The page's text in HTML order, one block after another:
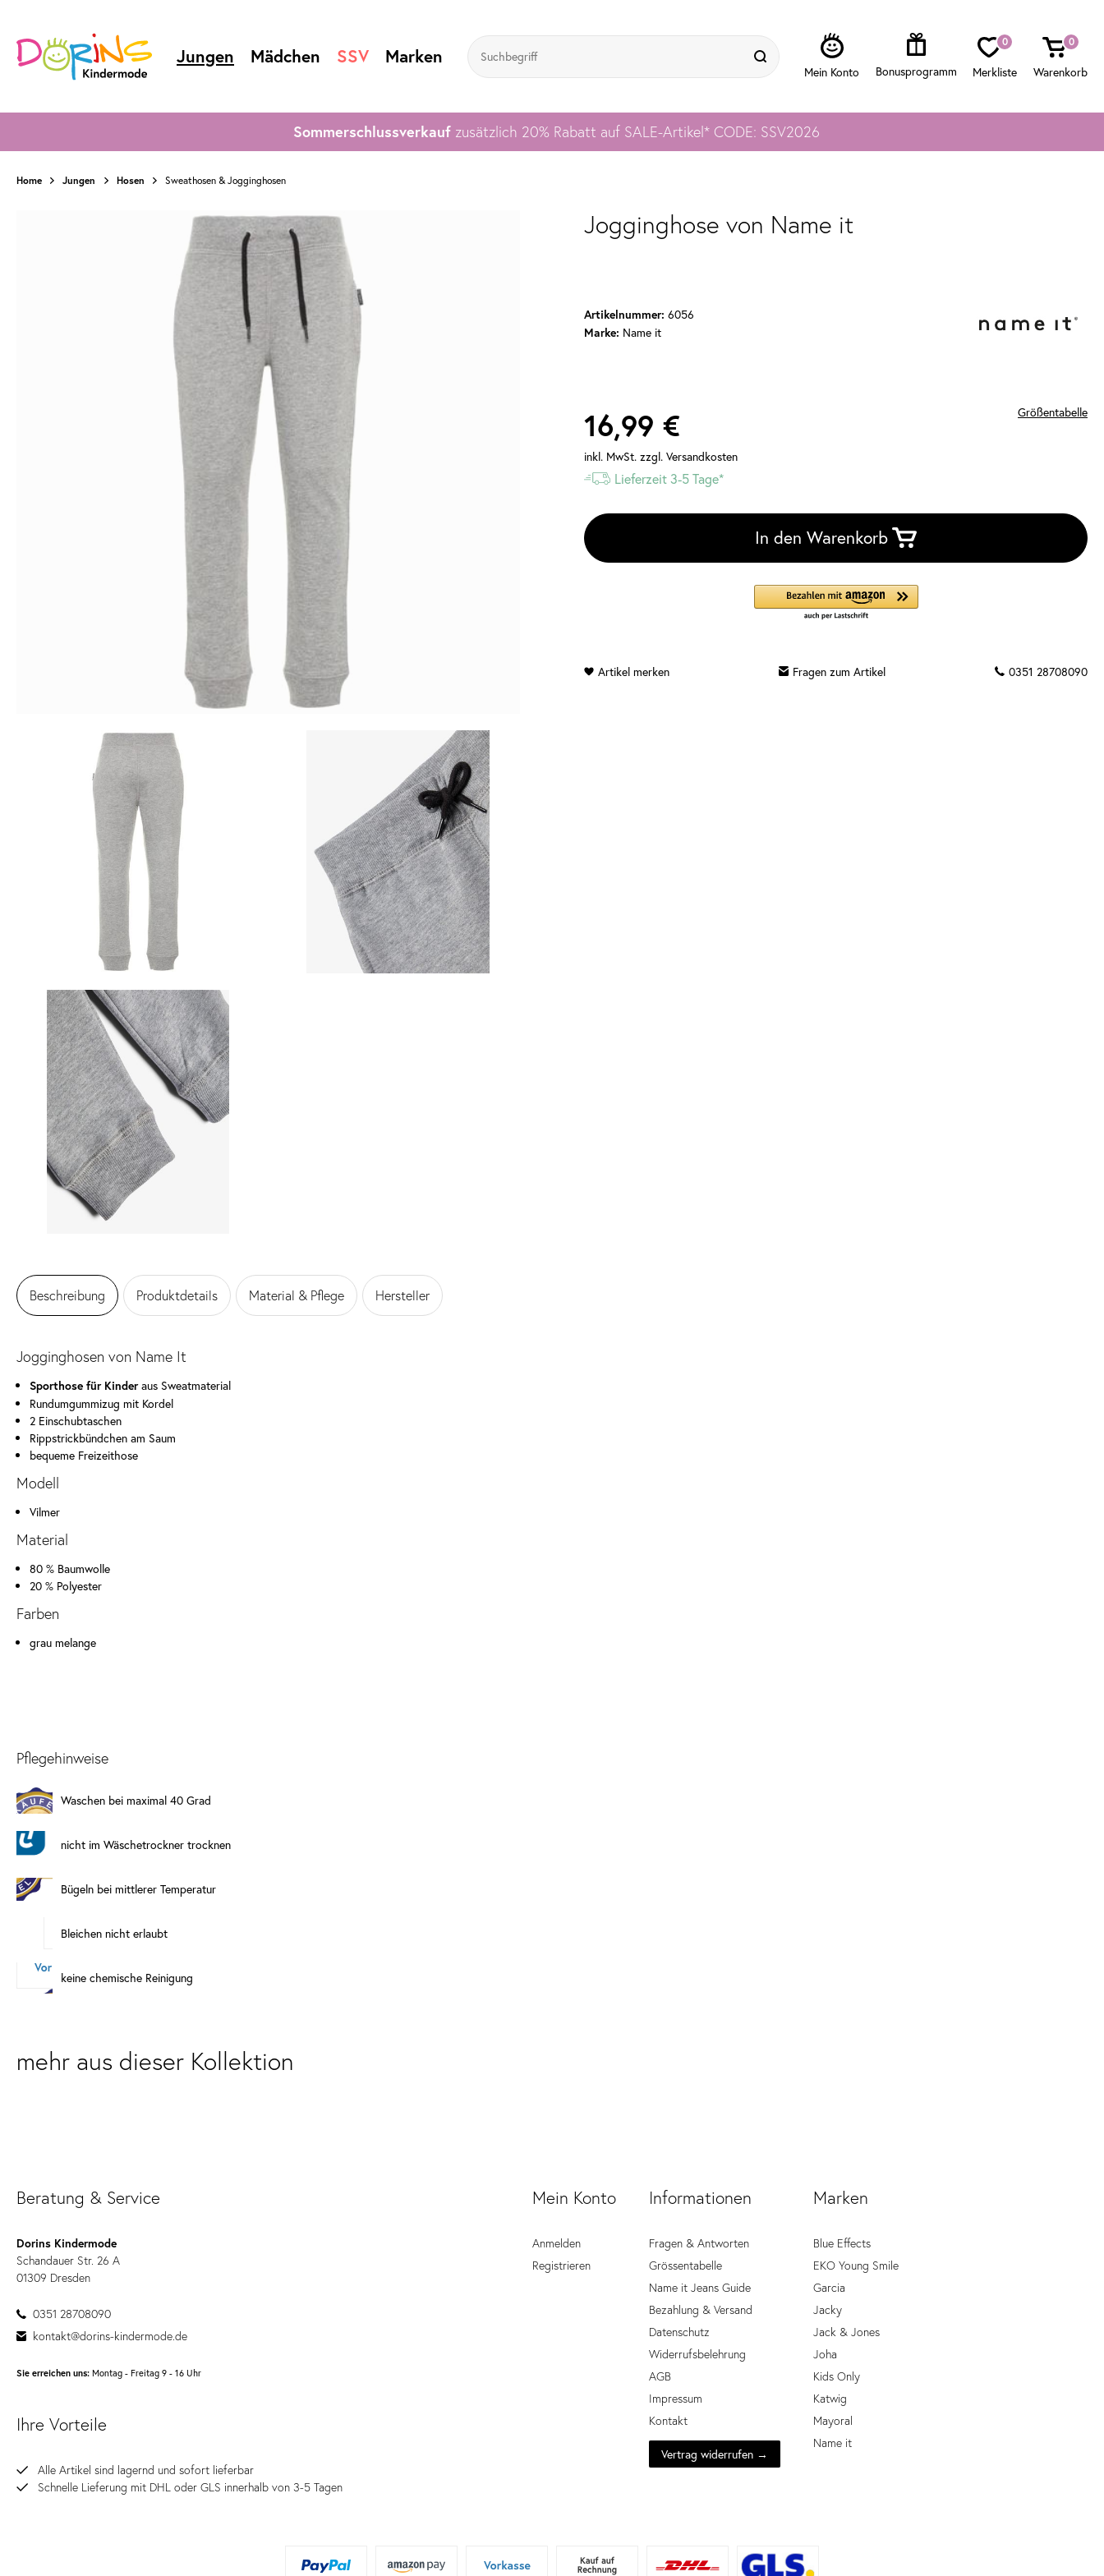
Jungen Mädchen SSV Marken
0 0
Sommerschlussverkaufzusätzlich 20% Rabatt auf SALE-Artikel* CODE: SSV2026
Home Jungen Hosen Sweathosen & Jogginghosen
Beschreibung Produktdetails Material & Pflege Hersteller
Jogginghosen von Name It
Sporthose für Kinderaus Sweatmaterial
Rundumgummizug mit Kordel
2 Einschubtaschen
Rippstrickbündchen am Saum
bequeme Freizeithose
Modell
Vilmer
Material
80 % Baumwolle
20 % Polyester
Farben
grau melange
Pflegehinweise
Waschen bei maximal 40 Grad
nicht im Wäschetrockner trocknen
Bügeln bei mittlerer Temperatur
Bleichen nicht erlaubt
keine chemische Reinigung
Jogginghose von Name it
Artikelnummer: 6056
Marke: Name it
Größentabelle
16,99 €
inkl. MwSt.zzgl. Versandkosten
Lieferzeit 3-5 Tage*
In den Warenkorb
Fragen zum Artikel 0351 28708090
mehr aus dieser Kollektion
Mein Konto
Anmelden
Registrieren
Informationen
Fragen & Antworten
Grössentabelle
Name it Jeans Guide
Bezahlung & Versand
Datenschutz
Widerrufsbelehrung
AGB
Impressum
Kontakt
Vertrag widerrufen →
Marken
Blue Effects
EKO Young Smile
Garcia
Jacky
Jack & Jones
Joha
Kids Only
Katwig
Mayoral
Name it
Ihre Vorteile
Alle Artikel sind lagernd und sofort lieferbar
Schnelle Lieferung mit DHL oder GLS innerhalb von 3-5 Tagen
Beratung & Service
Dorins Kindermode
Schandauer Str. 26 A
01309 Dresden
0351 28708090
kontakt@dorins-kindermode.de
Sie erreichen uns: Montag - Freitag 9 - 16 Uhr